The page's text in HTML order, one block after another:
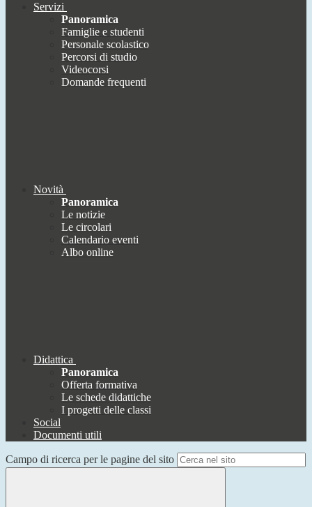
Servizi
Panoramica
Famiglie e studenti
Personale scolastico
Percorsi di studio
Videocorsi
Domande frequenti
Novità
Panoramica
Le notizie
Le circolari
Calendario eventi
Albo online
Didattica
Panoramica
Offerta formativa
Le schede didattiche
I progetti delle classi
Social
Documenti utili
Campo di ricerca per le pagine del sito